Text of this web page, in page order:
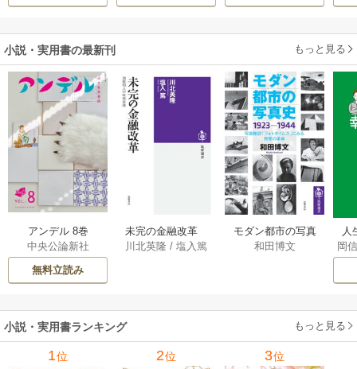
二度目は串刺し回
避します！～
小説・実用書の最新刊 もっと見る
アンデル 8巻
中央公論新社
無料立読み
未完の金融改革
――池尾和人の政
川北英隆 /塩入篤
モダン都市の写真
史 1923－1944
和田博文
人
教
岡
小説・実用書ランキング もっと見る
1位 2位 3位